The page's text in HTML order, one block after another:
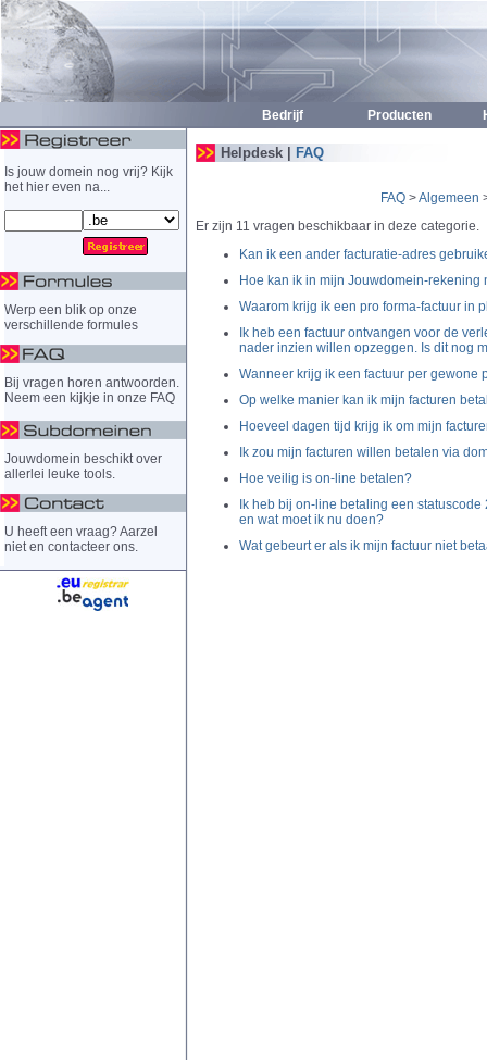
Bedrijf Producten
Is jouw domein nog vrij? Kijk
het hier even na...
Werp een blik op onze
verschillende formules
Bij vragen horen antwoorden.
Neem een kijkje in onze FAQ
Jouwdomein beschikt over
allerlei leuke tools.
U heeft een vraag? Aarzel
niet en contacteer ons.
Helpdesk | FAQ
FAQ >Algemeen
Er zijn 11 vragen beschikbaar in deze categorie.
Kan ik een ander facturatie-adres
Hoe kan ik in mijn Jouwdomein-rekening
Waarom krijg ik een pro forma-factuur in
Ik heb een factuur ontvangen voor de
nader inzien willen opzeggen. Is dit nog
Wanneer krijg ik een factuur per gewone
Op welke manier kan ik mijn facturen
Hoeveel dagen tijd krijg ik om mijn
Ik zou mijn facturen willen betalen via
Hoe veilig is on-line betalen?
Ik heb bij on-line betaling een
en wat moet ik nu doen?
Wat gebeurt er als ik mijn factuur niet